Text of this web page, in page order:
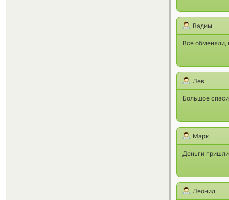
Вадим
Все обменяли,
Лев
Большое
Марк
Деньги
Леонид